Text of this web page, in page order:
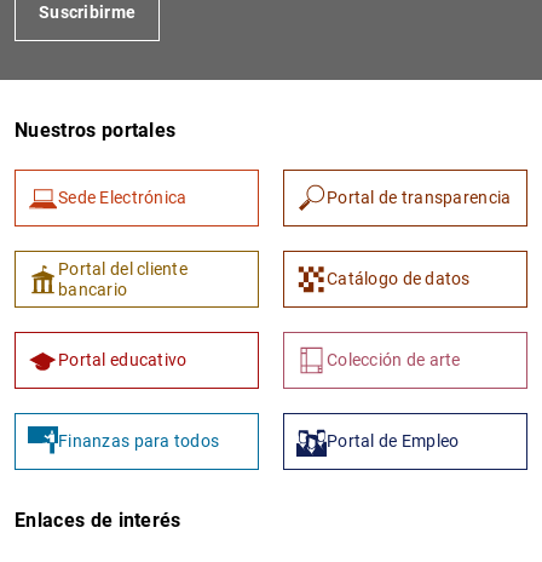
Suscribirme
Nuestros portales
Sede Electrónica Portal de transparencia
Portal del cliente
bancario
Catálogo de datos
Portal educativo Colección de arte
Finanzas para todos Portal de Empleo
Enlaces de interés